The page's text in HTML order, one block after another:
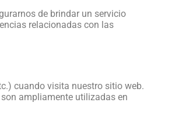
de brindar un servicio
relacionadas con las
cuando visita nuestro sitio web.
ampliamente utilizadas en